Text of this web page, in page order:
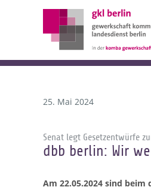
25. Mai 2024
Senat legt Gesetzentwürfe
dbb berlin: Wir
Am 22.05.2024 sind